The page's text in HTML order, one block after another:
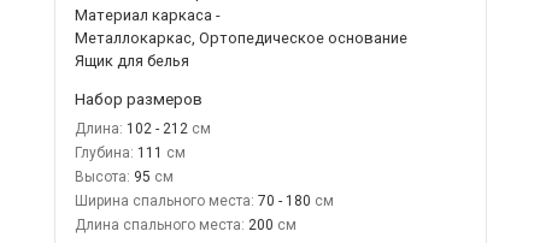
Материал каркаса -
Металлокаркас, Ортопедическое основание
Ящик для белья
Набор размеров
Длина: 102 - 212
Глубина: 111
Высота: 95
Ширина спального места: 70 - 180
Длина спального места: 200